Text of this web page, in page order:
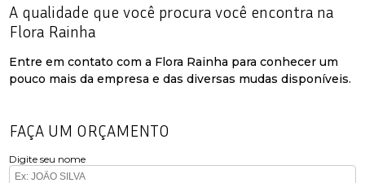
A qualidade que você procura você encontra na
Flora Rainha
Entre em contato com a Flora Rainha para conhecer um
pouco mais da empresa e das diversas mudas disponíveis.
FAÇA UM ORÇAMENTO
Digite seu nome